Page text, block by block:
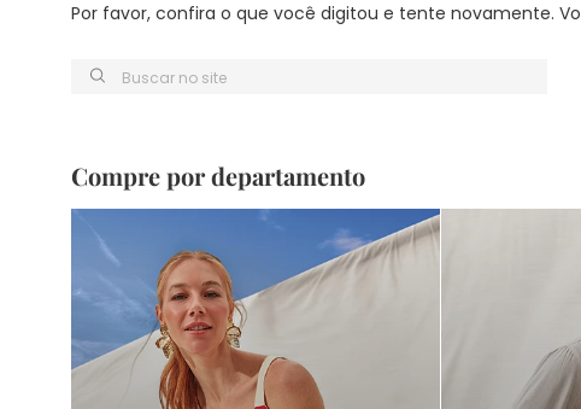
Por favor, confira o que você digitou e tente novamente.
Buscar no site
Compre por departamento